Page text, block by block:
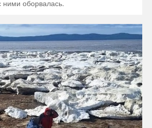
ними оборвалась.